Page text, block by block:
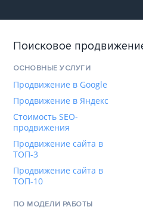
Поисковое
ОСНОВНЫЕ УСЛУГИ
Продвижение в Google
Продвижение в Яндекс
Стоимость SEO-
продвижения
Продвижение сайта в
ТОП-3
Продвижение сайта в
ТОП-10
ПО МОДЕЛИ РАБОТЫ